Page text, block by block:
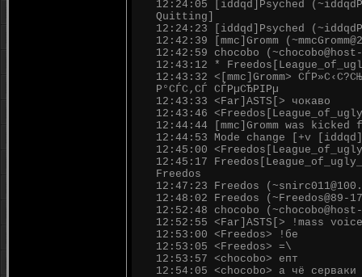
12:24:05 [iddqd]Psyched
Quitting]
12:24:23 [iddqd]Psyched
12:42:39 [mmc]Gromm
12:42:59 chocobo
12:43:12 *
12:43:32 <[mmc]Gromm>
Р°СЃС‚СЃ СЃРµСЂРІРµ
12:43:33 <Far]ASTS[> чокаво
12:43:46
12:44:44 [mmc]Gromm was
12:44:53 Mode change [+v
12:45:00
12:45:17
Freedos
12:47:23 Freedos
12:48:02 Freedos
12:52:48 chocobo
12:52:55 <Far]ASTS[> !mass voice
12:53:00 <Freedos> !бе
12:53:05 <Freedos> =\
12:53:57 <chocobo> епт
12:54:05 <chocobo> а чё серваки